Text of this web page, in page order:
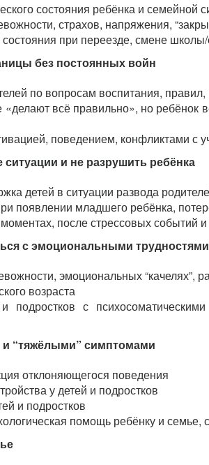
состояния ребёнка и семейной
страхов, напряжения,
при переезде, смене
без постоянных войн
по вопросам воспитания,
всё правильно», но ребёнок
поведением, конфликтами с
и не разрушить ребёнка
детей в ситуации развода
появлении младшего ребёнка,
после стрессовых событий
с эмоциональными трудностями
эмоциональных “качелях”,
возраста
подростков с
и “тяжёлыми” симптомами
отклоняющегося поведения
у детей и подростков
и подростков
помощь ребёнку и